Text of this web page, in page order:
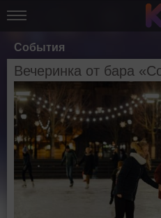
События
Вечеринка от бара